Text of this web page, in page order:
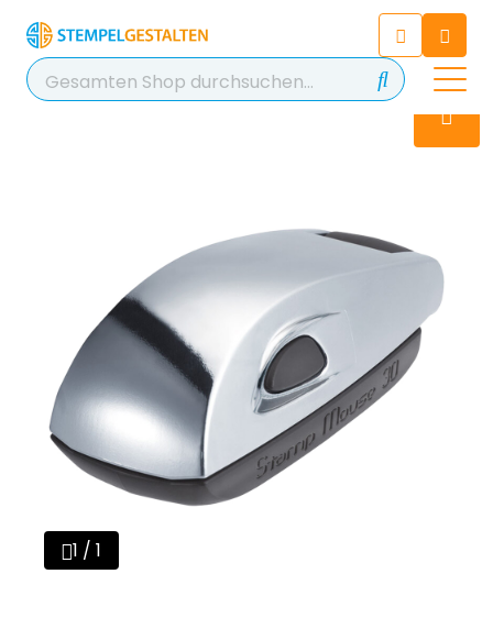
Chatten Sie 24/7 mit unserem
hilfreichen Chatbot
Kontakt
+49 2038 0480 403
1 / 1